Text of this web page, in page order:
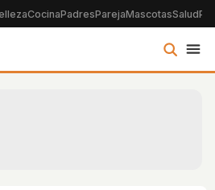
CocinaPadresParejaMascotasSalud